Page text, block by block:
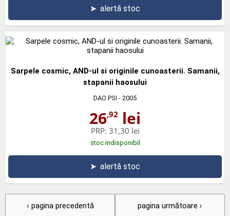
➤ alertă stoc
Sarpele cosmic, AND-ul si originile cunoasterii. Samanii,
stapanii haosului
DAO PSI - 2005
26,92 lei
PRP: 31,30 lei
stoc indisponibil
➤ alertă stoc
‹ pagina precedentă pagina următoare ›